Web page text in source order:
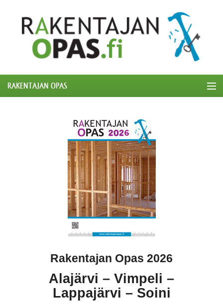
RAKENTAJAN OPAS
Rakentajan Opas 2026
Alajärvi – Vimpeli –
Lappajärvi – Soini